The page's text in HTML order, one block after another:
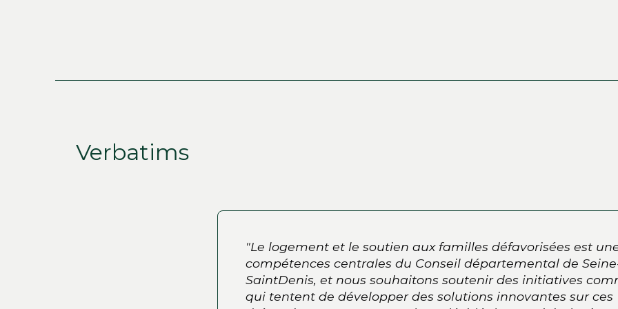
Verbatims
"Le logement et le soutien aux familles défavorisées est
compétences centrales du Conseil départemental de
SaintDenis, et nous souhaitons soutenir des initiatives
qui tentent de développer des solutions innovantes sur ces